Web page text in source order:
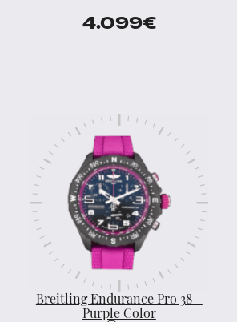
4.099€
Breitling Endurance Pro 38 –
Purple Color